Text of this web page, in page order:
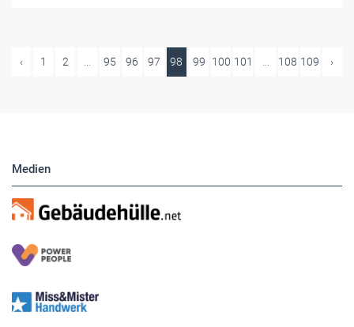
‹ 1 2 ... 95 96 97 98 99 100 101 ... 108 109 ›
Medien